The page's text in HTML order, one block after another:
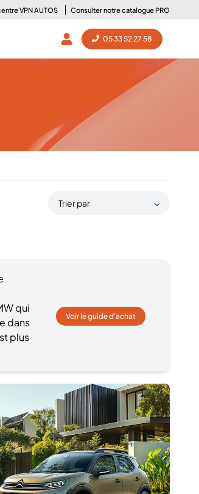
VPN AUTOS Consulter notre catalogue PRO
05 33 52 27 58
Trier par
qui
dans
plus
Voir le guide d'achat